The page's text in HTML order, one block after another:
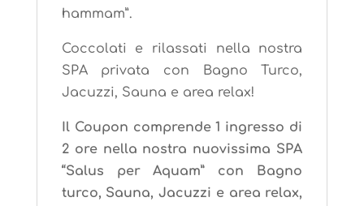
hammam”.
Coccolati e rilassati nella nostra
SPA privata con Bagno Turco,
Jacuzzi, Sauna e area relax!
Il Coupon comprende 1 ingresso di
2 ore nella nostra nuovissima SPA
“Salus per Aquam” con Bagno
turco, Sauna, Jacuzzi e area relax,